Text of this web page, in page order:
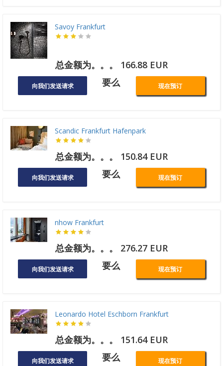
Savoy Frankfurt
总金额为。。。 166.88 EUR
向我们发送请求 要么 现在预订
Scandic Frankfurt Hafenpark
总金额为。。。 150.84 EUR
向我们发送请求 要么 现在预订
nhow Frankfurt
总金额为。。。 276.27 EUR
向我们发送请求 要么 现在预订
Leonardo Hotel Eschborn Frankfurt
总金额为。。。 151.64 EUR
向我们发送请求 要么 现在预订